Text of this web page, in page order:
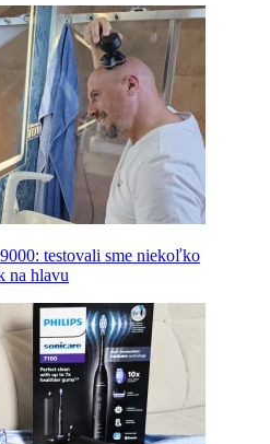
testovali sme niekoľko
na hlavu